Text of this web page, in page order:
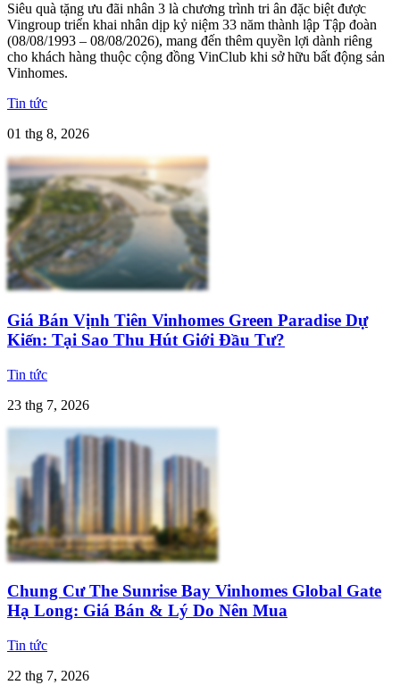
Siêu quà tặng ưu đãi nhân 3 là chương trình tri ân đặc biệt được
Vingroup triển khai nhân dịp kỷ niệm 33 năm thành lập Tập đoàn
(08/08/1993 – 08/08/2026), mang đến thêm quyền lợi dành riêng
cho khách hàng thuộc cộng đồng VinClub khi sở hữu bất động sản
Vinhomes.
Tin tức
01 thg 8, 2026
Giá Bán Vịnh Tiên Vinhomes Green Paradise Dự
Kiến: Tại Sao Thu Hút Giới Đầu Tư?
Tin tức
23 thg 7, 2026
Chung Cư The Sunrise Bay Vinhomes Global Gate
Hạ Long: Giá Bán & Lý Do Nên Mua
Tin tức
22 thg 7, 2026